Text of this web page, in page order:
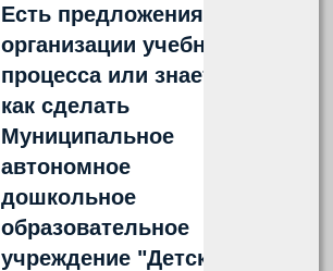
Есть предложения по
организации учебного
процесса или знаете,
как сделать
Муниципальное
автономное
дошкольное
образовательное
учреждение "Детский